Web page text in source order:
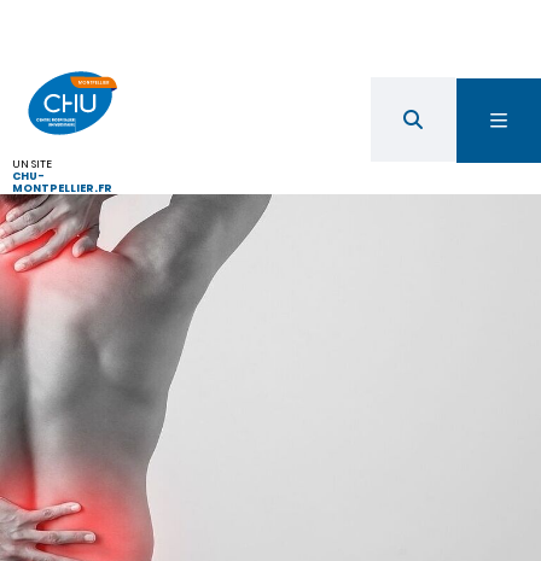
UN SITE
CHU-
MONTPELLIER.FR